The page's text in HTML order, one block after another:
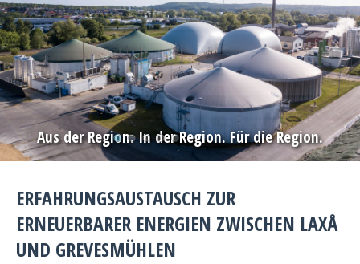
Aus der Region. In der Region. Für die Region.
ERFAHRUNGSAUSTAUSCH ZUR
ERNEUERBARER ENERGIEN ZWISCHEN LAXÅ
UND GREVESMÜHLEN